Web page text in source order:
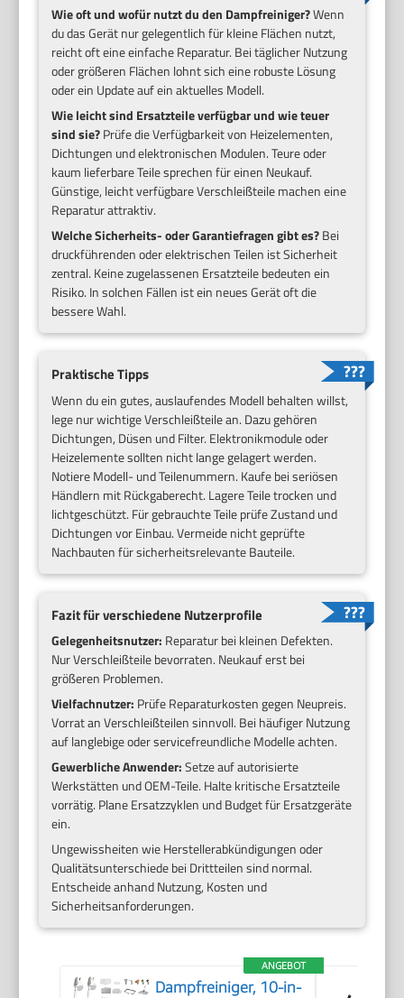
Wie oft und wofür nutzt du den Dampfreiniger?Wenn
du das Gerät nur gelegentlich für kleine Flächen nutzt,
reicht oft eine einfache Reparatur. Bei täglicher Nutzung
oder größeren Flächen lohnt sich eine robuste Lösung
oder ein Update auf ein aktuelles Modell.
Wie leicht sind Ersatzteile verfügbar und wie teuer
sind sie?Prüfe die Verfügbarkeit von Heizelementen,
Dichtungen und elektronischen Modulen. Teure oder
kaum lieferbare Teile sprechen für einen Neukauf.
Günstige, leicht verfügbare Verschleißteile machen eine
Reparatur attraktiv.
Welche Sicherheits- oder Garantiefragen gibt es?Bei
druckführenden oder elektrischen Teilen ist Sicherheit
zentral. Keine zugelassenen Ersatzteile bedeuten ein
Risiko. In solchen Fällen ist ein neues Gerät oft die
bessere Wahl.
Praktische Tipps
Wenn du ein gutes, auslaufendes Modell behalten willst,
lege nur wichtige Verschleißteile an. Dazu gehören
Dichtungen, Düsen und Filter. Elektronikmodule oder
Heizelemente sollten nicht lange gelagert werden.
Notiere Modell- und Teilenummern. Kaufe bei seriösen
Händlern mit Rückgaberecht. Lagere Teile trocken und
lichtgeschützt. Für gebrauchte Teile prüfe Zustand und
Dichtungen vor Einbau. Vermeide nicht geprüfte
Nachbauten für sicherheitsrelevante Bauteile.
Fazit für verschiedene Nutzerprofile
Gelegenheitsnutzer: Reparatur bei kleinen Defekten.
Nur Verschleißteile bevorraten. Neukauf erst bei
größeren Problemen.
Vielfachnutzer: Prüfe Reparaturkosten gegen Neupreis.
Vorrat an Verschleißteilen sinnvoll. Bei häufiger Nutzung
auf langlebige oder servicefreundliche Modelle achten.
Gewerbliche Anwender:Setze auf autorisierte
Werkstätten und OEM-Teile. Halte kritische Ersatzteile
vorrätig. Plane Ersatzzyklen und Budget für Ersatzgeräte
ein.
Ungewissheiten wie Herstellerabkündigungen oder
Qualitätsunterschiede bei Drittteilen sind normal.
Entscheide anhand Nutzung, Kosten und
Sicherheitsanforderungen.
ANGEBOT
Dampfreiniger, 10-in-